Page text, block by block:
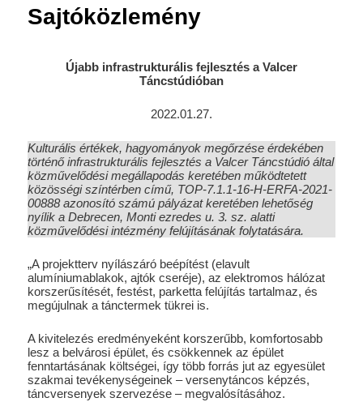
Sajtóközlemény
Újabb infrastrukturális fejlesztés a Valcer
Táncstúdióban
2022.01.27.
Kulturális értékek, hagyományok megőrzése érdekében
történő infrastrukturális fejlesztés a Valcer Táncstúdió által
közművelődési megállapodás keretében működtetett
közösségi színtérben című, TOP-7.1.1-16-H-ERFA-2021-
00888 azonosító számú pályázat keretében lehetőség
nyílik a Debrecen, Monti ezredes u. 3. sz. alatti
közművelődési intézmény felújításának folytatására.
„A projektterv nyílászáró beépítést (elavult
alumíniumablakok, ajtók cseréje), az elektromos hálózat
korszerűsítését, festést, parketta felújítás tartalmaz, és
megújulnak a tánctermek tükrei is.
A kivitelezés eredményeként korszerűbb, komfortosabb
lesz a belvárosi épület, és csökkennek az épület
fenntartásának költségei, így több forrás jut az egyesület
szakmai tevékenységeinek – versenytáncos képzés,
táncversenyek szervezése – megvalósításához.